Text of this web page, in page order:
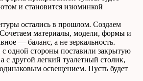
и становится изюминкой
остались в прошлом. Создаем
материалы, модели, формы и
— баланс, а не зеркальность.
одной стороны поставили закрытую
с другой легкий туалетный столик,
освещением. Пусть будет